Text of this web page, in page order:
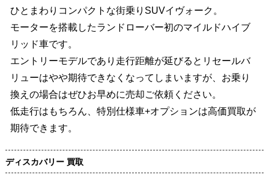
ひとまわりコンパクトな街乗りSUVイヴォーク。
モーターを搭載したランドローバー初のマイルドハイブ
リッド車です。
エントリーモデルであり走行距離が延びるとリセールバ
リューはやや期待できなくなってしまいますが、お乗り
換えの場合はぜひお早めに売却ご依頼ください。
低走行はもちろん、特別仕様車+オプションは高価買取が
期待できます。
ディスカバリー 買取